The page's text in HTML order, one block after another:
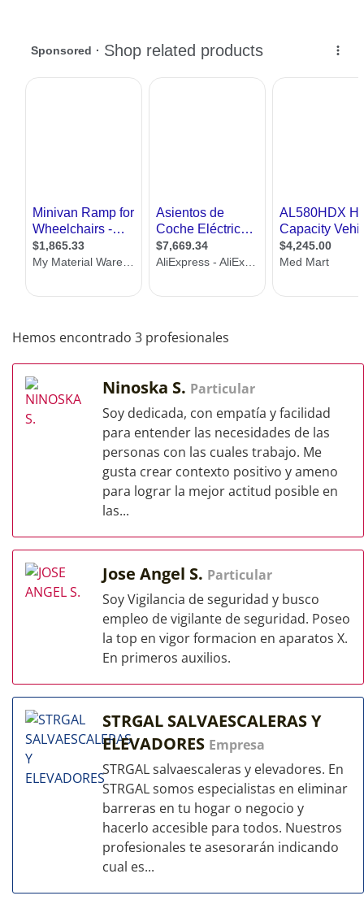
Hemos encontrado 3 profesionales
Ninoska S. Particular
Soy dedicada, con empatía y facilidad
para entender las necesidades de las
personas con las cuales trabajo. Me
gusta crear contexto positivo y ameno
para lograr la mejor actitud posible en
las...
Jose Angel S. Particular
Soy Vigilancia de seguridad y busco
empleo de vigilante de seguridad. Poseo
la top en vigor formacion en aparatos X.
En primeros auxilios.
STRGAL SALVAESCALERAS Y
ELEVADORES Empresa
STRGAL salvaescaleras y elevadores. En
STRGAL somos especialistas en eliminar
barreras en tu hogar o negocio y
hacerlo accesible para todos. Nuestros
profesionales te asesorarán indicando
cual es...